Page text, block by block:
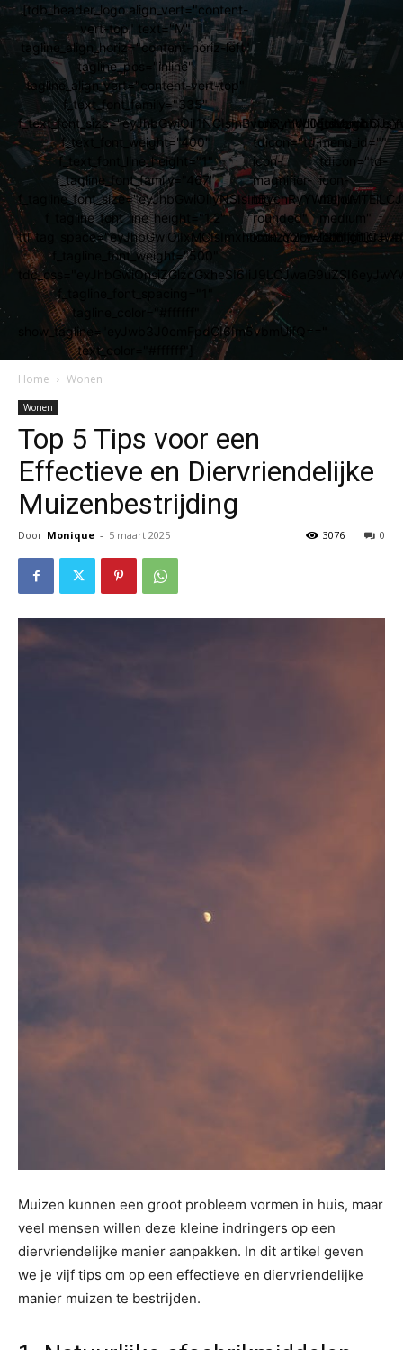
[tdb_header_logo align_vert="content-
vert-top" text="M"
tagline_align_horiz="content-horiz-left"
tagline_pos="inline"
tagline_align_vert="content-vert-top"
f_text_font_family="335"
f_text_font_weight="400"
f_text_font_line_height="1"
f_tagline_font_family="467"
f_tagline_font_line_height="1.2"
f_tagline_font_weight="500"
f_tagline_font_spacing="1"
tagline_color="#ffffff"
show_tagline="eyJwb3J0cmFpdCI6Im5vbmUifQ=="
text_color="#ffffff"]
[tdb_mobile_search
tdicon="td-
icon-
magnifier-
big-
rounded"
icon_color="#ffffff"]
menu_id=""
tdicon="td-
icon-
menu-
medium"
Home Wonen
Wonen
Top 5 Tips voor een
Effectieve en Diervriendelijke
Muizenbestrijding
Door Monique - 5 maart 2025 0
3076
Muizen kunnen een groot probleem vormen in huis, maar
veel mensen willen deze kleine indringers op een
diervriendelijke manier aanpakken. In dit artikel geven
we je vijf tips om op een effectieve en diervriendelijke
manier muizen te bestrijden.